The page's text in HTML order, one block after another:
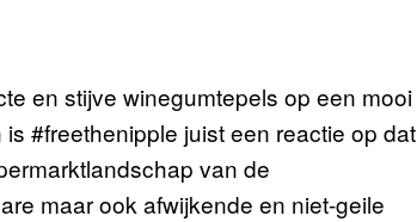
en stijve winegumtepels op een mooi
#freethenipple juist een reactie op dat
van de
maar ook afwijkende en niet-geile